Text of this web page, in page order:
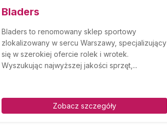
Bladers
Bladers to renomowany sklep sportowy
zlokalizowany w sercu Warszawy, specjalizujący
się w szerokiej ofercie rolek i wrotek.
Wyszukując najwyższej jakości sprzęt,...
Zobacz szczegóły